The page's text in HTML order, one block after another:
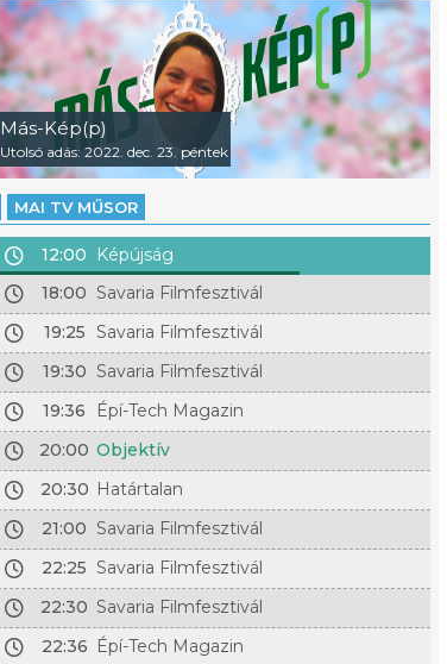
Más-Kép(p)
Utolsó adás: 2022. dec. 23. péntek
MAI TV MŰSOR
12:00
Képújság
18:00 Savaria Filmfesztivál
19:25 Savaria Filmfesztivál
19:30 Savaria Filmfesztivál
19:36
Épí-Tech Magazin
20:00 Objektív
20:30 Határtalan
21:00 Savaria Filmfesztivál
22:25 Savaria Filmfesztivál
22:30 Savaria Filmfesztivál
22:36 Épí-Tech Magazin